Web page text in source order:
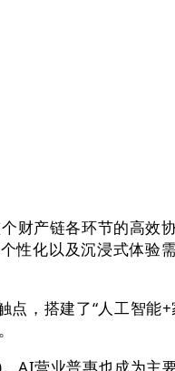
产链各环节的高效
性化以及沉浸式体验
，搭建了“人工智能+